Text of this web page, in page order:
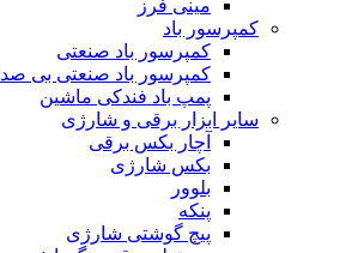
مینی فرز
کمپرسور باد
کمپرسور باد صنعتی
کمپرسور باد صنعتی بی صدا
پمپ باد فندکی ماشین
سایر ابزار برقی و شارژی
آچار بکس برقی
بکس شارژی
بلوور
پنکه
پیچ گوشتی شارژی